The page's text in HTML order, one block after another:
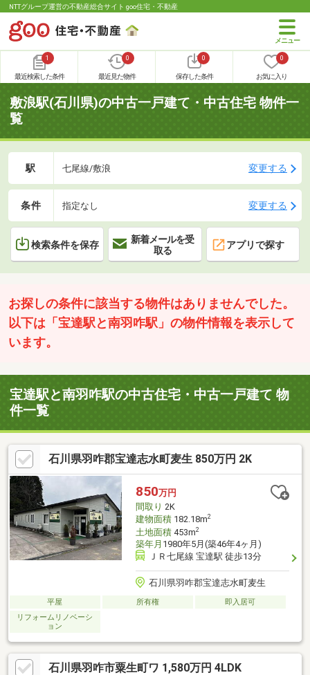
NTTグループ運営の不動産総合サイト goo住宅・不動産
1
最近検索した条件
0
最近見た物件
0
保存した条件
0
お気に入り
敷浪駅(石川県)の中古一戸建て・中古住宅 物件一
覧
駅 七尾線/敷浪 変更する
条件 指定なし 変更する
検索条件を保存
新着メールを受
取る
アプリで探す
お探しの条件に該当する物件はありませんでした。
以下は「宝達駅と南羽咋駅」の物件情報を表示して
います。
宝達駅と南羽咋駅の中古住宅・中古一戸建て 物
件一覧
石川県羽咋郡宝達志水町麦生 850万円 2K
850万円
間取り 2K
建物面積182.18m2
土地面積453m2
築年月 1980年5月(築46年4ヶ月)
ＪＲ七尾線 宝達駅 徒歩13分
石川県羽咋郡宝達志水町麦生
平屋 所有権
即入居可
リフォームリノベーシ
ョン
石川県羽咋市粟生町ワ 1,580万円 4LDK